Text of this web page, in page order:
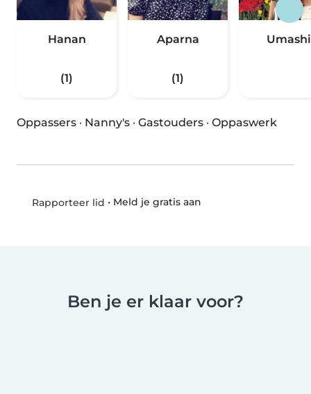
Hanan
(1)
Aparna
(1)
Umashi
Oppassers · Nanny's · Gastouders · Oppaswerk
Rapporteer lid • Meld je gratis aan
Ben je er klaar voor?